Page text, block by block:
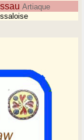
Artiaque